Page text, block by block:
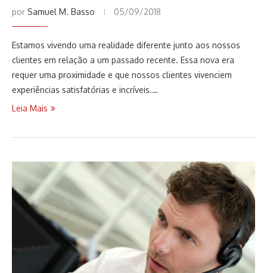
por Samuel M. Basso 05/09/2018
Estamos vivendo uma realidade diferente junto aos nossos
clientes em relação a um passado recente. Essa nova era
requer uma proximidade e que nossos clientes vivenciem
experiências satisfatórias e incríveis.…
Leia Mais